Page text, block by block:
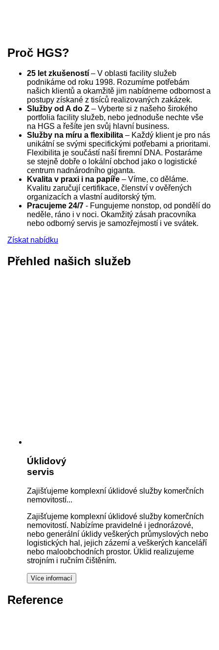
Proč HGS?
25 let zkušeností – V oblasti facility služeb
podnikáme od roku 1998. Rozumíme potřebám
našich klientů a okamžitě jim nabídneme odbornost a
postupy získané z tisíců realizovaných zakázek.
Služby od A do Z – Vyberte si z našeho širokého
portfolia facility služeb, nebo jednoduše nechte vše
na HGS a řešíte jen svůj hlavní business.
Služby na míru a flexibilita – Každý klient je pro nás
unikátní se svými specifickými potřebami a prioritami.
Flexibilita je součástí naší firemní DNA. Postaráme
se stejně dobře o lokální obchod jako o logistické
centrum nadnárodního giganta.
Kvalita v praxi i na papíře – Víme, co děláme.
Kvalitu zaručují certifikace, členství v ověřených
organizacích a vlastní auditorský tým.
Pracujeme 24/7 - Fungujeme nonstop, od pondělí do
neděle, ráno i v noci. Okamžitý zásah pracovníka
nebo odborný servis je samozřejmostí i ve svátek.
Získat nabídku
Přehled našich služeb
Úklidový
servis
Zajišťujeme komplexní úklidové služby komerčních
nemovitostí...
Zajišťujeme komplexní úklidové služby komerčních
nemovitostí. Nabízíme pravidelné i jednorázové,
nebo generální úklidy veškerých průmyslových nebo
logistických hal, jejich zázemí a veškerých kanceláří
nebo maloobchodních prostor. Úklid realizujeme
strojním i ručním čištěním.
Reference